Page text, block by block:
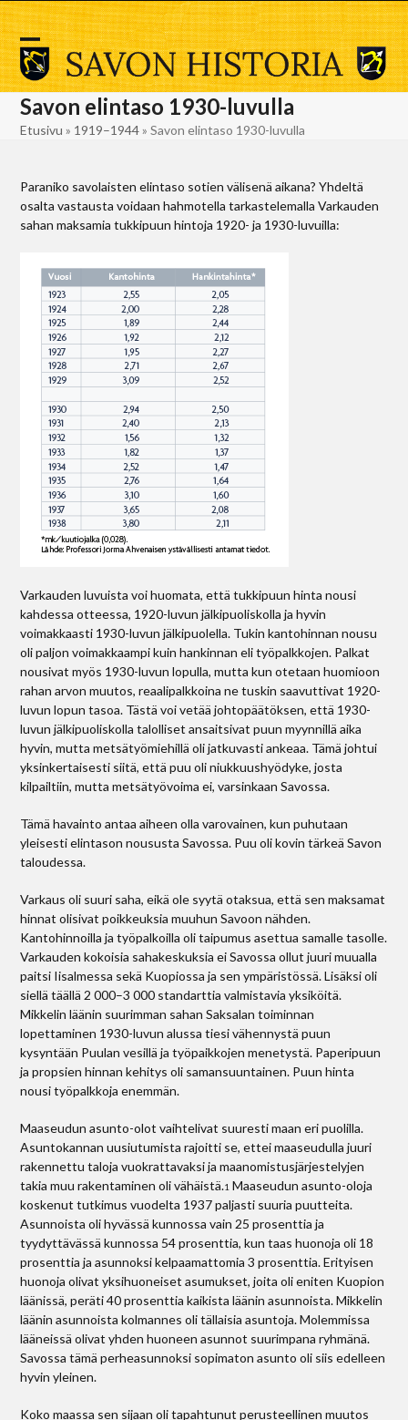
Skip
to
content
Open
mobile
menu
Close
mobile
menu
Savon elintaso 1930-luvulla
Etusivu » 1919–1944»Savon elintaso 1930-luvulla
Paraniko savolaisten elintaso sotien välisenä aikana? Yhdeltä
osalta vastausta voidaan hahmotella tarkastelemalla Varkauden
sahan maksamia tukkipuun hintoja 1920- ja 1930-luvuilla:
Varkauden luvuista voi huomata, että tukkipuun hinta nousi
kahdessa otteessa, 1920-luvun jälkipuoliskolla ja hyvin
voimakkaasti 1930-luvun jälkipuolella. Tukin kantohinnan nousu
oli paljon voimakkaampi kuin hankinnan eli työpalkkojen. Palkat
nousivat myös 1930-luvun lopulla, mutta kun otetaan huomioon
rahan arvon muutos, reaalipalkkoina ne tuskin saavuttivat 1920-
luvun lopun tasoa. Tästä voi vetää johtopäätöksen, että 1930-
luvun jälkipuoliskolla talolliset ansaitsivat puun myynnillä aika
hyvin, mutta metsätyömiehillä oli jatkuvasti ankeaa. Tämä johtui
yksinkertaisesti siitä, että puu oli niukkuushyödyke, josta
kilpailtiin, mutta metsätyövoima ei, varsinkaan Savossa.
Tämä havainto antaa aiheen olla varovainen, kun puhutaan
yleisesti elintason noususta Savossa. Puu oli kovin tärkeä Savon
taloudessa.
Varkaus oli suuri saha, eikä ole syytä otaksua, että sen maksamat
hinnat olisivat poikkeuksia muuhun Savoon nähden.
Kantohinnoilla ja työpalkoilla oli taipumus asettua samalle tasolle.
Varkauden kokoisia sahakeskuksia ei Savossa ollut juuri muualla
paitsi Iisalmessa sekä Kuopiossa ja sen ympäristössä. Lisäksi oli
siellä täällä 2 000–3 000 standarttia valmistavia yksiköitä.
Mikkelin läänin suurimman sahan Saksalan toiminnan
lopettaminen 1930-luvun alussa tiesi vähennystä puun
kysyntään Puulan vesillä ja työpaikkojen menetystä. Paperipuun
ja propsien hinnan kehitys oli samansuuntainen. Puun hinta
nousi työpalkkoja enemmän.
Maaseudun asunto-olot vaihtelivat suuresti maan eri puolilla.
Asuntokannan uusiutumista rajoitti se, ettei maaseudulla juuri
rakennettu taloja vuokrattavaksi ja maanomistusjärjestelyjen
takia muu rakentaminen oli vähäistä.1 Maaseudun asunto-oloja
koskenut tutkimus vuodelta 1937 paljasti suuria puutteita.
Asunnoista oli hyvässä kunnossa vain 25 prosenttia ja
tyydyttävässä kunnossa 54 prosenttia, kun taas huonoja oli 18
prosenttia ja asunnoksi kelpaamattomia 3 prosenttia. Erityisen
huonoja olivat yksihuoneiset asumukset, joita oli eniten Kuopion
läänissä, peräti 40 prosenttia kaikista läänin asunnoista. Mikkelin
läänin asunnoista kolmannes oli tällaisia asuntoja. Molemmissa
lääneissä olivat yhden huoneen asunnot suurimpana ryhmänä.
Savossa tämä perheasunnoksi sopimaton asunto oli siis edelleen
hyvin yleinen.
Koko maassa sen sijaan oli tapahtunut perusteellinen muutos